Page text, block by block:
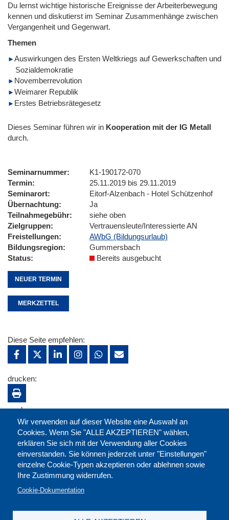
Du lernst wichtige historische Ereignisse der Arbeiterbewegung
kennen und diskutierst im Seminar Zusammenhänge zwischen
Vergangenheit und Gegenwart.
Themen
Auswirkungen des Ersten Weltkriegs auf Gewerkschaften und
Sozialdemokratie
Novemberrevolution
Weimarer Republik
Erstes Betriebsrätegesetz
Dieses Seminar führen wir in Kooperation mit der IG Metall
durch.
Seminarnummer
K1-190172-070
Termin
25.11.2019 bis 29.11.2019
Seminarort
Eitorf-Alzenbach - Hotel Schützenhof
Übernachtung
Ja
Teilnahmegebühr
siehe oben
Zielgruppen
Vertrauensleute/Interessierte AN
Freistellungen
AWbG (Bildungsurlaub)
Bildungsregion
Gummersbach
Status
Bereits ausgebucht
NEUER TERMIN
MERKZETTEL
Wir verwenden auf dieser Website eine Auswahl an
Cookies. Wenn Sie "ALLE AKZEPTIEREN" wählen,
erklären Sie sich mit der Verwendung aller Cookies
einverstanden. Sie können jederzeit unter "Einstellungen"
einzelne Cookie-Typen akzeptieren oder ablehnen sowie
Ihre Zustimmung widerrufen.
Cookie-Dokumentation
Diese Seite empfehlen:
drucken:
merken: